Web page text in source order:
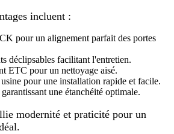
incluent :
pour un alignement parfait des portes
déclipsables facilitant l'entretien.
ETC pour un nettoyage aisé.
usine pour une installation rapide et facile.
une étanchéité optimale.
modernité et praticité pour un